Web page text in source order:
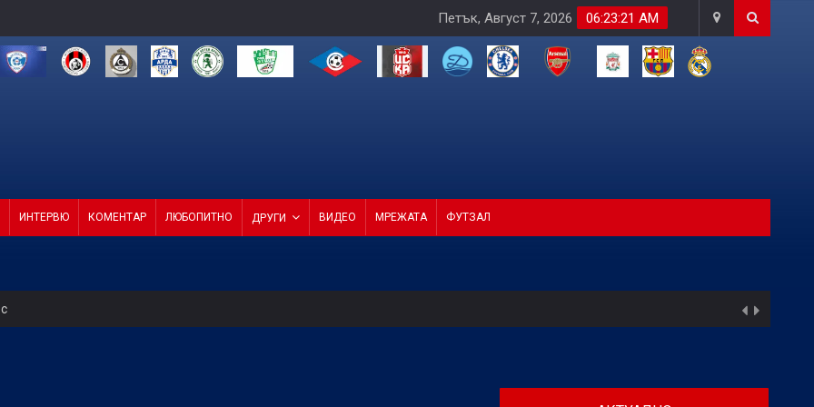
06:23:23 AM
Петък, Август 7, 2026
ИНТЕРВЮ КОМЕНТАР ЛЮБОПИТНО ДРУГИ ВИДЕО МРЕЖАТА ФУТЗАЛ